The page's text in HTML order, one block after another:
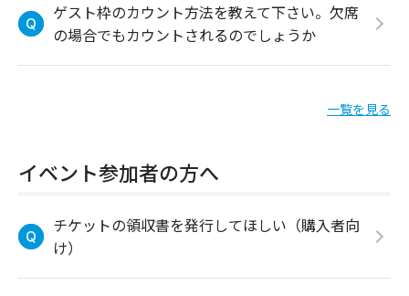
ゲスト枠のカウント方法を教えて下さい。欠席
の場合でもカウントされるのでしょうか
一覧を見る
イベント参加者の方へ
チケットの領収書を発行してほしい（購入者向
け）